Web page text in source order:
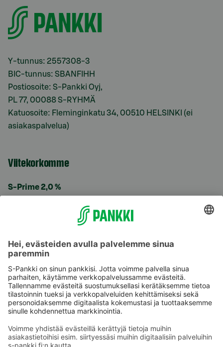
Y-tunnus: 2557308-3
BIC-tunnus: SBANFIHH
Postiosoite: S-Pankki Oyj,
PL 77, 00088 S-RYHMÄ
Katuosoite: Fleminginkatu 34, 00510 HELSINKI (ei
asiakaspalvelua)
Viitekorkomme
S-Prime 2,0 %
Käyttöehdot
Saavutettavuusseloste